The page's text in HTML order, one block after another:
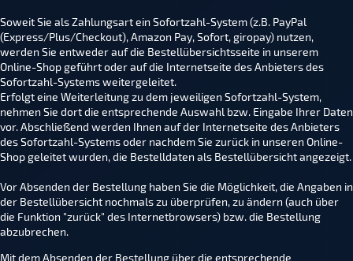
Soweit Sie als Zahlungsart ein Sofortzahl-System (z.B. PayPal
(Express/Plus/Checkout), Amazon Pay, Sofort, giropay) nutzen,
werden Sie entweder auf die Bestellübersichtsseite in unserem
Online-Shop geführt oder auf die Internetseite des Anbieters des
Sofortzahl-Systems weitergeleitet.
Erfolgt eine Weiterleitung zu dem jeweiligen Sofortzahl-System,
nehmen Sie dort die entsprechende Auswahl bzw. Eingabe Ihrer Daten
vor. Abschließend werden Ihnen auf der Internetseite des Anbieters
des Sofortzahl-Systems oder nachdem Sie zurück in unseren Online-
Shop geleitet wurden, die Bestelldaten als Bestellübersicht angezeigt.
Vor Absenden der Bestellung haben Sie die Möglichkeit, die Angaben in
der Bestellübersicht nochmals zu überprüfen, zu ändern (auch über
die Funktion "zurück" des Internetbrowsers) bzw. die Bestellung
abzubrechen.
Mit dem Absenden der Bestellung über die entsprechende